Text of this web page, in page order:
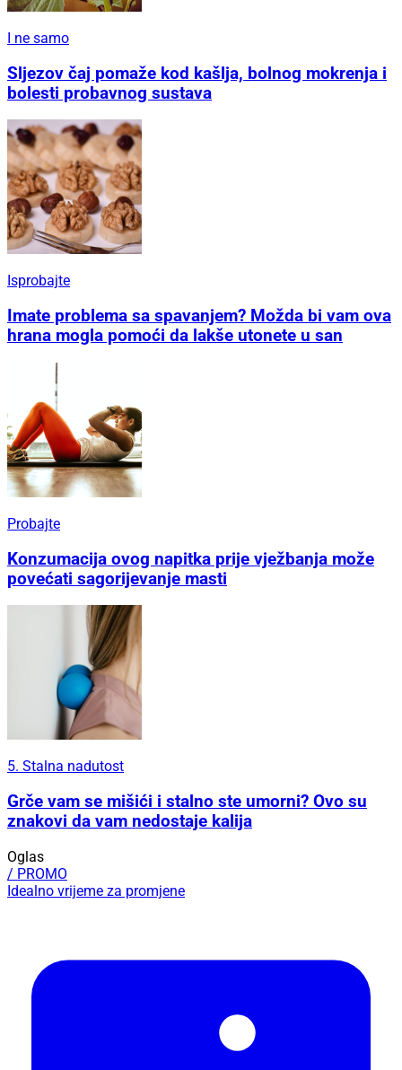
I ne samo
Sljezov čaj pomaže kod kašlja, bolnog mokrenja i
bolesti probavnog sustava
Isprobajte
Imate problema sa spavanjem? Možda bi vam ova
hrana mogla pomoći da lakše utonete u san
Probajte
Konzumacija ovog napitka prije vježbanja može
povećati sagorijevanje masti
5. Stalna nadutost
Grče vam se mišići i stalno ste umorni? Ovo su
znakovi da vam nedostaje kalija
Oglas
/ PROMO
Idealno vrijeme za promjene